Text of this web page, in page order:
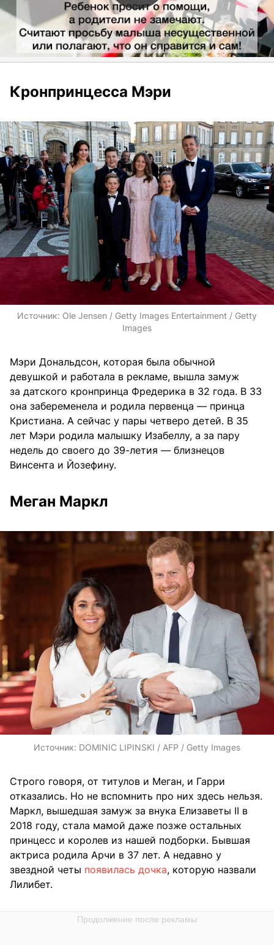
Кронпринцесса Мэри
Источник: Ole Jensen / Getty Images Entertainment / Getty
Images
Мэри Дональдсон, которая была обычной
девушкой и работала в рекламе, вышла замуж
за датского кронпринца Фредерика в 32 года. В 33
она забеременела и родила первенца — принца
Кристиана. А сейчас у пары четверо детей. В 35
лет Мэри родила малышку Изабеллу, а за пару
недель до своего до 39-летия — близнецов
Винсента и Йозефину.
Меган Маркл
Источник: DOMINIC LIPINSKI / AFP / Getty Images
Строго говоря, от титулов и Меган, и Гарри
отказались. Но не вспомнить про них здесь нельзя.
Маркл, вышедшая замуж за внука Елизаветы II в
2018 году, стала мамой даже позже остальных
принцесс и королев из нашей подборки. Бывшая
актриса родила Арчи в 37 лет. А недавно у
звездной четы появилась дочка, которую назвали
Лилибет.